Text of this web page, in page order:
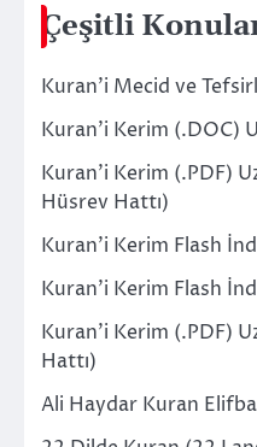
Çeşitli
Kuran’i Mecid ve
Kuran’i Kerim (.DOC)
Kuran’i Kerim (.PDF)
Hüsrev Hattı)
Kuran’i Kerim Flash
Kuran’i Kerim Flash
Kuran’i Kerim (.PDF)
Hattı)
Ali Haydar Kuran